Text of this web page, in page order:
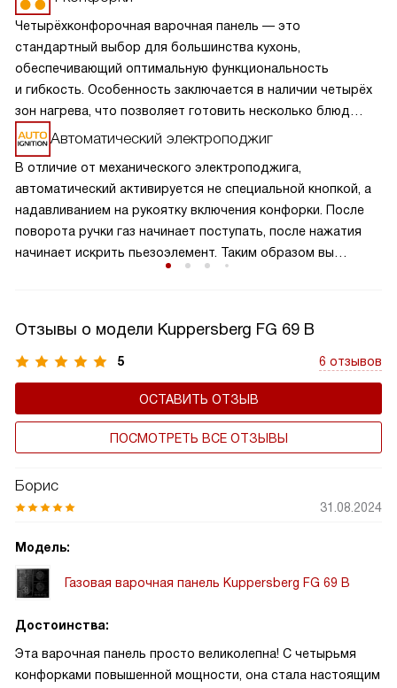
Четырёхконфорочная варочная панель — это
стандартный выбор для большинства кухонь,
обеспечивающий оптимальную функциональность
и гибкость. Особенность заключается в наличии четырёх
зон нагрева, что позволяет готовить несколько блюд
одновременно, экономя время и усилия. Разнообразие
размеров и мощностей конфорок подходит для
различных кулинарных задач, от быстрого кипячения
до медленного тушения. Такая панель обеспечивает
равномерное распределение тепла и удобное
расположение посуды, что делает её идеальной для
семейного использования.
Автоматический электроподжиг
В отличие от механического электроподжига,
автоматический активируется не специальной кнопкой, а
надавливанием на рукоятку включения конфорки. После
поворота ручки газ начинает поступать, после нажатия
начинает искрить пьезоэлемент. Таким образом вы
Отзывы о модели Kuppersberg FG 69 B
5 6 отзывов
ОСТАВИТЬ ОТЗЫВ
ПОСМОТРЕТЬ ВСЕ ОТЗЫВЫ
Борис
31.08.2024
Модель:
Газовая варочная панель Kuppersberg FG 69 B
Достоинства:
Эта варочная панель просто великолепна! С четырьмя
конфорками повышенной мощности, она стала настоящим